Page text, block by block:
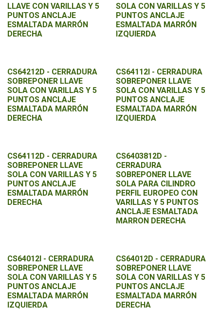
LLAVE CON VARILLAS Y 5
PUNTOS ANCLAJE
ESMALTADA MARRÓN
DERECHA
SOLA CON VARILLAS Y 5
PUNTOS ANCLAJE
ESMALTADA MARRÓN
IZQUIERDA
CS64212D - CERRADURA
SOBREPONER LLAVE
SOLA CON VARILLAS Y 5
PUNTOS ANCLAJE
ESMALTADA MARRÓN
DERECHA
CS64112I - CERRADURA
SOBREPONER LLAVE
SOLA CON VARILLAS Y 5
PUNTOS ANCLAJE
ESMALTADA MARRÓN
IZQUIERDA
CS64112D - CERRADURA
SOBREPONER LLAVE
SOLA CON VARILLAS Y 5
PUNTOS ANCLAJE
ESMALTADA MARRÓN
DERECHA
CS6403812D -
CERRADURA
SOBREPONER LLAVE
SOLA PARA CILINDRO
PERFIL EUROPEO CON
VARILLAS Y 5 PUNTOS
ANCLAJE ESMALTADA
MARRON DERECHA
CS64012I - CERRADURA
SOBREPONER LLAVE
SOLA CON VARILLAS Y 5
PUNTOS ANCLAJE
ESMALTADA MARRÓN
IZQUIERDA
CS64012D - CERRADURA
SOBREPONER LLAVE
SOLA CON VARILLAS Y 5
PUNTOS ANCLAJE
ESMALTADA MARRÓN
DERECHA